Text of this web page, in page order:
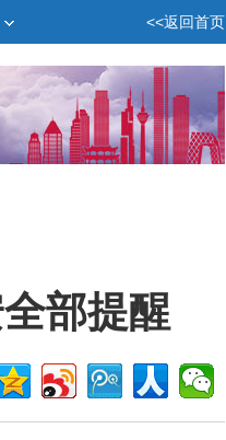
<<返回首页
部提醒